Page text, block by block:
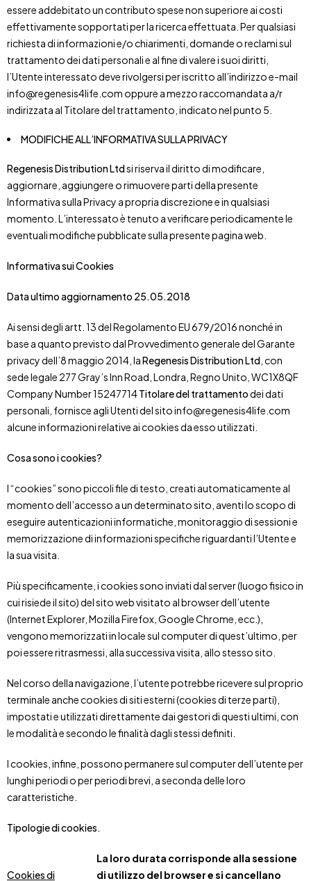
essere addebitato un contributo spese non superiore ai costi
effettivamente sopportati per la ricerca effettuata. Per qualsiasi
richiesta di informazioni e/o chiarimenti, domande o reclami sul
trattamento dei dati personali e al fine di valere i suoi diritti,
l’Utente interessato deve rivolgersi per iscritto all’indirizzo e-mail
info@regenesis4life.com oppure a mezzo raccomandata a/r
indirizzata al Titolare del trattamento, indicato nel punto 5.
MODIFICHE ALL’INFORMATIVA SULLA PRIVACY
Regenesis Distribution Ltdsi riserva il diritto di modificare,
aggiornare, aggiungere o rimuovere parti della presente
Informativa sulla Privacy a propria discrezione e in qualsiasi
momento. L’interessato è tenuto a verificare periodicamente le
eventuali modifiche pubblicate sulla presente pagina web.
Informativa sui Cookies
Data ultimo aggiornamento 25.05.2018
Ai sensi degli artt. 13 del Regolamento EU 679/2016 nonché in
base a quanto previsto dal Provvedimento generale del Garante
privacy dell’8 maggio 2014, laRegenesis Distribution Ltd , con
sede legale 277 Gray’s Inn Road, Londra, Regno Unito, WC1X8QF
Company Number 15247714Titolare del trattamentodei dati
personali, fornisce agli Utenti del sito info@regenesis4life.com
alcune informazioni relative ai cookies da esso utilizzati.
Cosa sono i cookies?
I “cookies” sono piccoli file di testo, creati automaticamente al
momento dell’accesso a un determinato sito, aventi lo scopo di
eseguire autenticazioni informatiche, monitoraggio di sessioni e
memorizzazione di informazioni specifiche riguardanti l’Utente e
la sua visita.
Più specificamente, i cookies sono inviati dal server (luogo fisico in
cui risiede il sito) del sito web visitato al browser dell’utente
(Internet Explorer, Mozilla Firefox, Google Chrome, ecc.),
vengono memorizzati in locale sul computer di quest’ultimo, per
poi essere ritrasmessi, alla successiva visita, allo stesso sito.
Nel corso della navigazione, l’utente potrebbe ricevere sul proprio
terminale anche cookies di siti esterni (cookies di terze parti),
impostati e utilizzati direttamente dai gestori di questi ultimi, con
le modalità e secondo le finalità dagli stessi definiti.
I cookies, infine, possono permanere sul computer dell’utente per
lunghi periodi o per periodi brevi, a seconda delle loro
caratteristiche.
Tipologie di cookies.
Cookies di
La loro durata corrisponde alla sessione
di utilizzo del browser e si cancellano